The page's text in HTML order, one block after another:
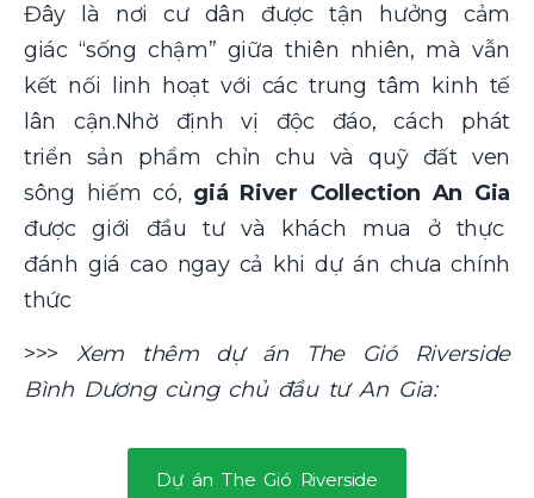
Đây là nơi cư dân được tận hưởng cảm
giác “sống chậm” giữa thiên nhiên, mà vẫn
kết nối linh hoạt với các trung tâm kinh tế
lân cận.Nhờ định vị độc đáo, cách phát
triển sản phẩm chỉn chu và quỹ đất ven
sông hiếm có, giá River Collection An Gia
được giới đầu tư và khách mua ở thực
đánh giá cao ngay cả khi dự án chưa chính
thức
>>> Xem thêm dự án The Gió Riverside
Bình Dương cùng chủ đầu tư An Gia:
Dự án The Gió Riverside